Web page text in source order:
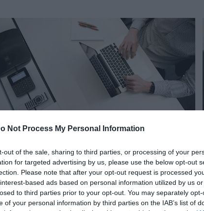
Not Process My Personal Information
out of the sale, sharing to third parties, or processing of your
for targeted advertising by us, please use the below opt-out
Please note that after your opt-out request is processed
based ads based on personal information utilized by us
to third parties prior to your opt-out. You may separately
of your personal information by third parties on the IAB’s list of
gyakori hiba, amin elhasalhatsz az SZJA-
személyi jövedelemadó-bevallás elkészítése sokat